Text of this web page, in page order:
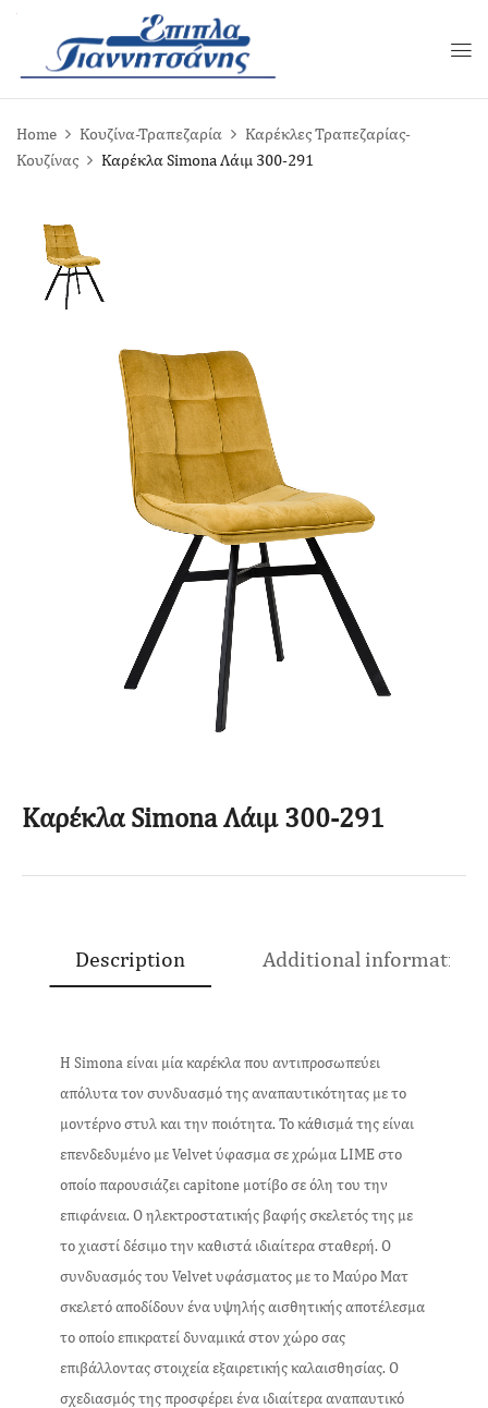
Home Κουζίνα-Τραπεζαρία
Καρέκλες Τραπεζαρίας-
Κουζίνας
Καρέκλα Simona Λάιμ 300-291
Καρέκλα Simona Λάιμ 300-291
Description Additional information
Η Simona είναι μία καρέκλα που αντιπροσωπεύει
απόλυτα τον συνδυασμό της αναπαυτικότητας με το
μοντέρνο στυλ και την ποιότητα. Το κάθισμά της είναι
επενδεδυμένο με Velvet ύφασμα σε χρώμα LIME στο
οποίο παρουσιάζει capitone μοτίβο σε όλη του την
επιφάνεια. Ο ηλεκτροστατικής βαφής σκελετός της με
το χιαστί δέσιμο την καθιστά ιδιαίτερα σταθερή. Ο
συνδυασμός του Velvet υφάσματος με το Μαύρο Ματ
σκελετό αποδίδουν ένα υψηλής αισθητικής αποτέλεσμα
το οποίο επικρατεί δυναμικά στον χώρο σας
επιβάλλοντας στοιχεία εξαιρετικής καλαισθησίας. Ο
σχεδιασμός της προσφέρει ένα ιδιαίτερα αναπαυτικό